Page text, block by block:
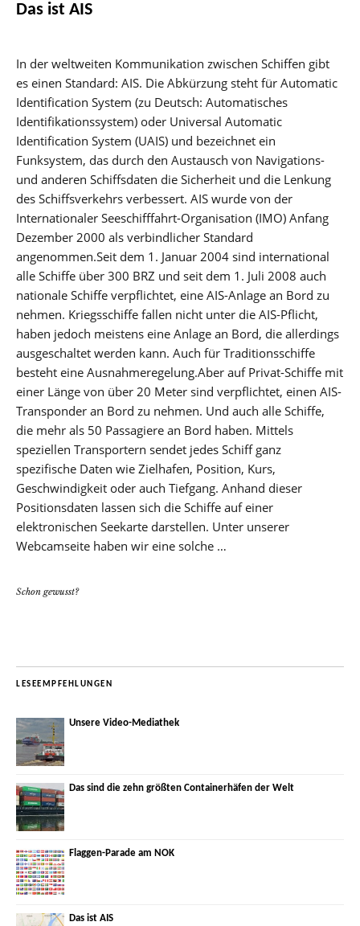
Das ist AIS
In der weltweiten Kommunikation zwischen Schiffen gibt
es einen Standard: AIS. Die Abkürzung steht für Automatic
Identification System (zu Deutsch: Automatisches
Identifikationssystem) oder Universal Automatic
Identification System (UAIS) und bezeichnet ein
Funksystem, das durch den Austausch von Navigations-
und anderen Schiffsdaten die Sicherheit und die Lenkung
des Schiffsverkehrs verbessert. AIS wurde von der
Internationaler Seeschifffahrt-Organisation (IMO) Anfang
Dezember 2000 als verbindlicher Standard
angenommen.Seit dem 1. Januar 2004 sind international
alle Schiffe über 300 BRZ und seit dem 1. Juli 2008 auch
nationale Schiffe verpflichtet, eine AIS-Anlage an Bord zu
nehmen. Kriegsschiffe fallen nicht unter die AIS-Pflicht,
haben jedoch meistens eine Anlage an Bord, die allerdings
ausgeschaltet werden kann. Auch für Traditionsschiffe
besteht eine Ausnahmeregelung.Aber auf Privat-Schiffe mit
einer Länge von über 20 Meter sind verpflichtet, einen AIS-
Transponder an Bord zu nehmen. Und auch alle Schiffe,
die mehr als 50 Passagiere an Bord haben. Mittels
speziellen Transportern sendet jedes Schiff ganz
spezifische Daten wie Zielhafen, Position, Kurs,
Geschwindigkeit oder auch Tiefgang. Anhand dieser
Positionsdaten lassen sich die Schiffe auf einer
elektronischen Seekarte darstellen. Unter unserer
Webcamseite haben wir eine solche …
Schon gewusst?
LESEEMPFEHLUNGEN
Unsere Video-Mediathek
Das sind die zehn größten Containerhäfen der Welt
Flaggen-Parade am NOK
Das ist AIS